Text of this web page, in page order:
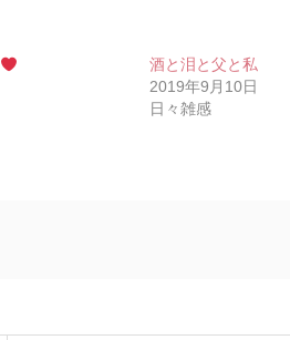
酒と泪と父と私
2019年9月10日
日々雑感